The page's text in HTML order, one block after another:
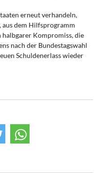
erneut verhandeln,
aus dem Hilfsprogramm
halbgarer Kompromiss, die
nach der Bundestagswahl
Schuldenerlass wieder